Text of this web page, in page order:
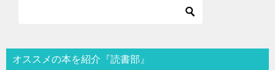
オススメの本を紹介『読書部』